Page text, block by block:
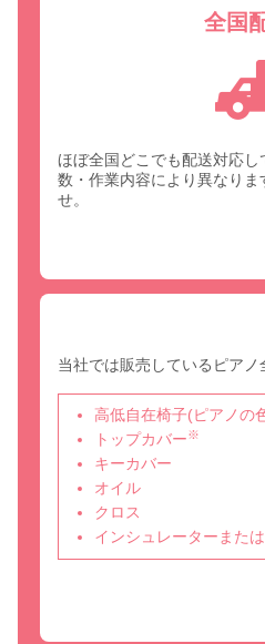
全国
ほぼ全国どこでも配送対応
数・作業内容により異なり
せ。
当社では販売しているピアノ
高低自在椅子(ピアノの
トップカバー※
キーカバー
オイル
クロス
インシュレーターまた